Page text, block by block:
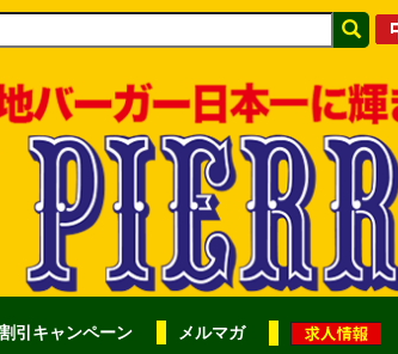
割引キャンペーン メルマガ